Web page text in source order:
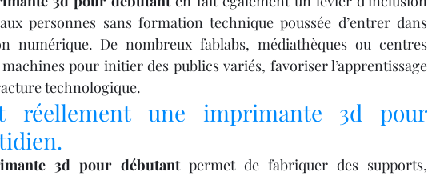
personnes sans formation technique poussée d’entrer dans
numérique. De nombreux fablabs, médiathèques ou centres
machines pour initier des publics variés, favoriser l’apprentissage
technologique.
réellement une imprimante 3d pour
3d pour débutant permet de fabriquer des supports,